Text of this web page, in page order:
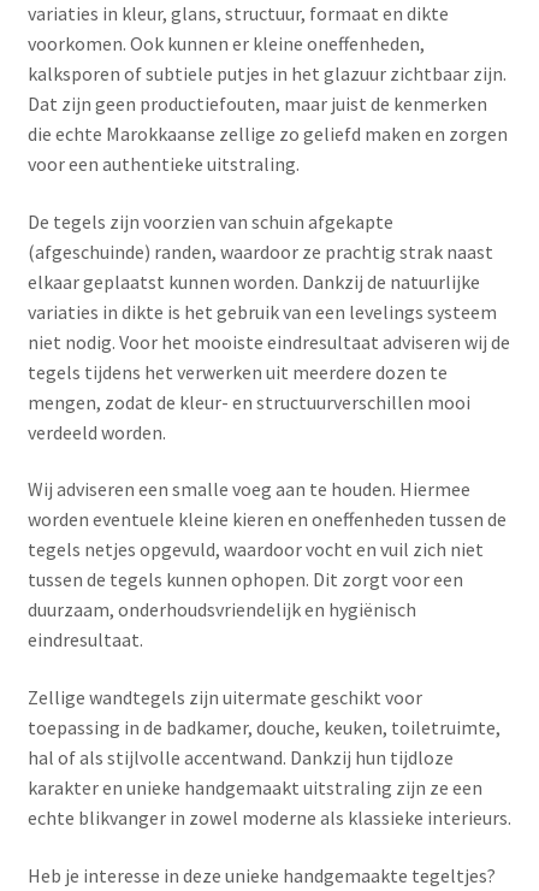
variaties in kleur, glans, structuur, formaat en dikte
voorkomen. Ook kunnen er kleine oneffenheden,
kalksporen of subtiele putjes in het glazuur zichtbaar zijn.
Dat zijn geen productiefouten, maar juist de kenmerken
die echte Marokkaanse zellige zo geliefd maken en zorgen
voor een authentieke uitstraling.
De tegels zijn voorzien van schuin afgekapte
(afgeschuinde) randen, waardoor ze prachtig strak naast
elkaar geplaatst kunnen worden. Dankzij de natuurlijke
variaties in dikte is het gebruik van een levelings systeem
niet nodig. Voor het mooiste eindresultaat adviseren wij de
tegels tijdens het verwerken uit meerdere dozen te
mengen, zodat de kleur- en structuurverschillen mooi
verdeeld worden.
Wij adviseren een smalle voeg aan te houden. Hiermee
worden eventuele kleine kieren en oneffenheden tussen de
tegels netjes opgevuld, waardoor vocht en vuil zich niet
tussen de tegels kunnen ophopen. Dit zorgt voor een
duurzaam, onderhoudsvriendelijk en hygiënisch
eindresultaat.
Zellige wandtegels zijn uitermate geschikt voor
toepassing in de badkamer, douche, keuken, toiletruimte,
hal of als stijlvolle accentwand. Dankzij hun tijdloze
karakter en unieke handgemaakt uitstraling zijn ze een
echte blikvanger in zowel moderne als klassieke interieurs.
Heb je interesse in deze unieke handgemaakte tegeltjes?